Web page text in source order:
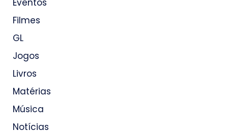
Eventos
Filmes
GL
Jogos
Livros
Matérias
Música
Notícias